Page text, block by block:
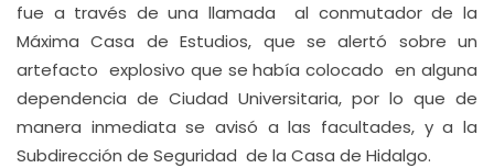
fue a través de una llamada al conmutador de la
Máxima Casa de Estudios, que se alertó sobre un
artefacto explosivo que se había colocado en alguna
dependencia de Ciudad Universitaria, por lo que de
manera inmediata se avisó a las facultades, y a la
Subdirección de Seguridad de la Casa de Hidalgo.